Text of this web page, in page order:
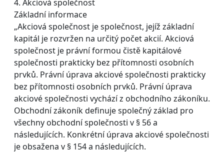
4. Akciová společnost
Základní informace
„Akciová společnost je společnost, jejíž základní
kapitál je rozvržen na určitý počet akcií. Akciová
společnost je právní formou čistě kapitálové
společnosti prakticky bez přítomnosti osobních
prvků. Právní úprava akciové společnosti prakticky
bez přítomnosti osobních prvků. Právní úprava
akciové společnosti vychází z obchodního zákoníku.
Obchodní zákoník definuje společný základ pro
všechny obchodní společnosti v § 56 a
následujících. Konkrétní úprava akciové společnosti
je obsažena v § 154 a následujících.